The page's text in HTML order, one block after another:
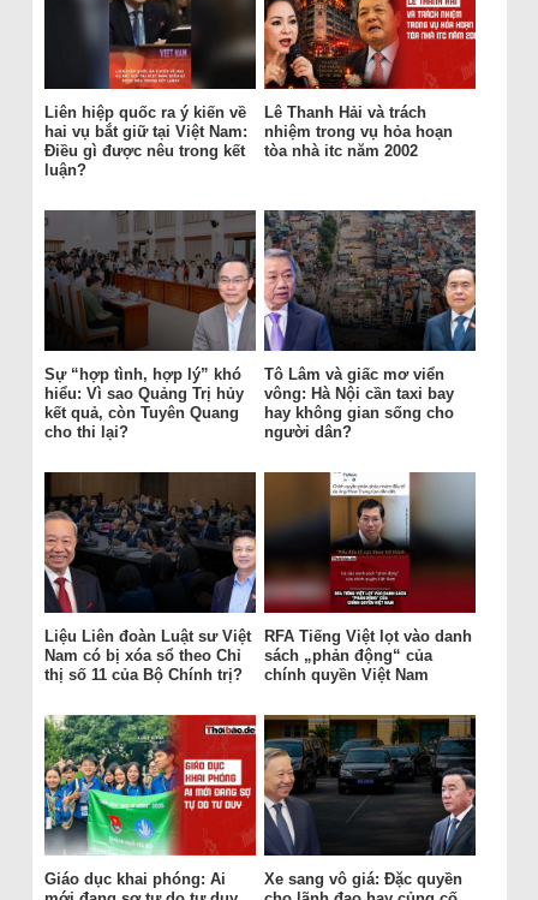
Liên hiệp quốc ra ý kiến về
hai vụ bắt giữ tại Việt Nam:
Điều gì được nêu trong kết
luận?
Lê Thanh Hải và trách
nhiệm trong vụ hỏa hoạn
tòa nhà itc năm 2002
Sự “hợp tình, hợp lý” khó
hiểu: Vì sao Quảng Trị hủy
kết quả, còn Tuyên Quang
cho thi lại?
Tô Lâm và giấc mơ viển
vông: Hà Nội cần taxi bay
hay không gian sống cho
người dân?
Liệu Liên đoàn Luật sư Việt
Nam có bị xóa sổ theo Chỉ
thị số 11 của Bộ Chính trị?
RFA Tiếng Việt lọt vào danh
sách „phản động“ của
chính quyền Việt Nam
Giáo dục khai phóng: Ai
Xe sang vô giá: Đặc quyền